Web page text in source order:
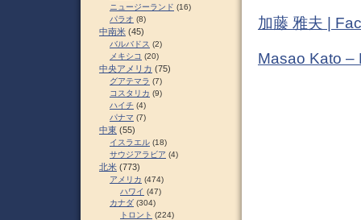
加藤 雅夫 |
Masao Kato –
ニュージーランド (16)
パラオ (8)
中南米 (45)
バルバドス (2)
メキシコ (20)
中央アメリカ (75)
グアテマラ (7)
コスタリカ (9)
ハイチ (4)
パナマ (7)
中東 (55)
イスラエル (18)
サウジアラビア (4)
北米 (773)
アメリカ (474)
ハワイ (47)
カナダ (304)
トロント (224)